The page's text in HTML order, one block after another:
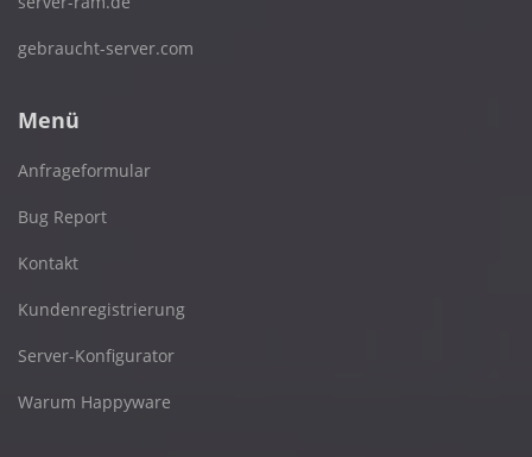
gebraucht-server.com
Menü
Anfrageformular
Bug Report
Kontakt
Kundenregistrierung
Server-Konfigurator
Warum Happyware